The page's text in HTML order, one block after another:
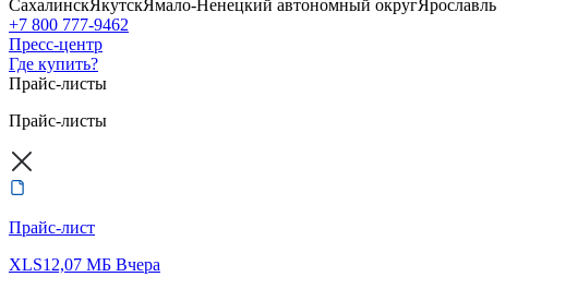
СахалинскЯкутскЯмало-Ненецкий автономный округЯрославль
+7 800 777-9462
Пресс-центр
Где купить?
Прайс-листы
Прайс-листы
Прайс-лист
XLS12,07 МБ Вчера